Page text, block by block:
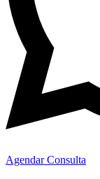
Agendar Consulta